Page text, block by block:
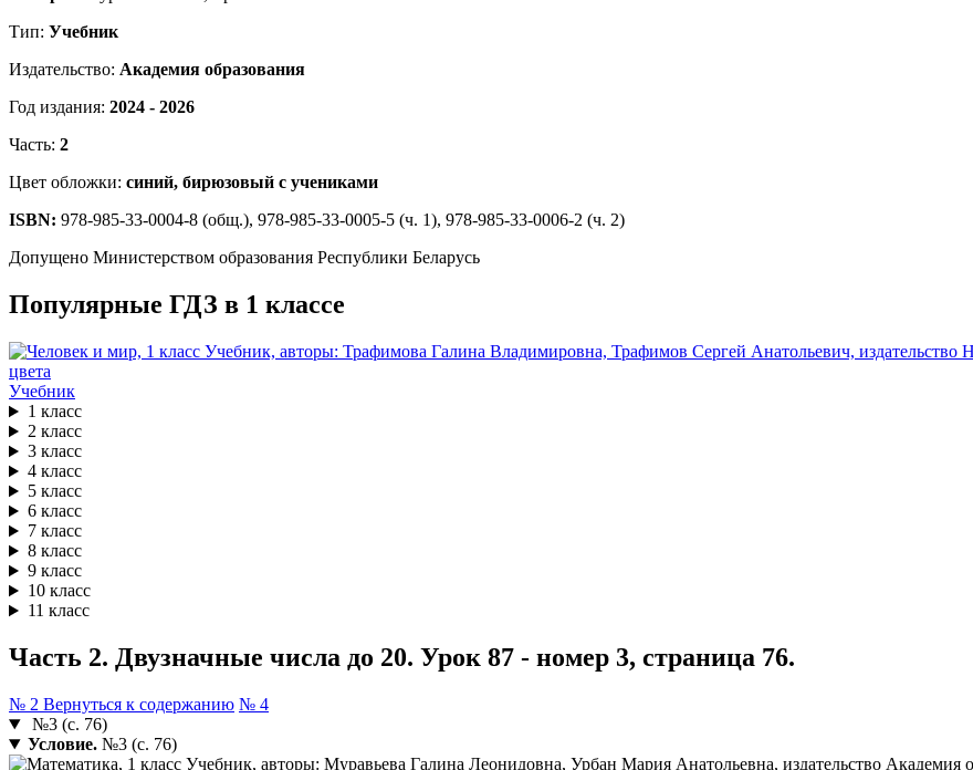
Тип: Учебник
Издательство: Академия образования
Год издания: 2024 - 2026
Часть: 2
Цвет обложки: синий, бирюзовый с учениками
ISBN: 978-985-33-0004-8 (общ.), 978-985-33-0005-5 (ч. 1), 978-985-33-0006-2 (ч. 2)
Допущено Министерством образования Республики Беларусь
Популярные ГДЗ в 1 классе
Учебник
1 класс
2 класс
3 класс
4 класс
5 класс
6 класс
7 класс
8 класс
9 класс
10 класс
11 класс
Часть 2. Двузначные числа до 20. Урок 87 - номер 3, страница 76.
№ 2 Вернуться к содержанию № 4
№3 (с. 76)
Условие.№3 (с. 76)